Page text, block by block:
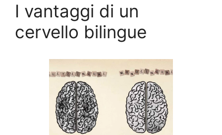
I vantaggi di un
cervello bilingue